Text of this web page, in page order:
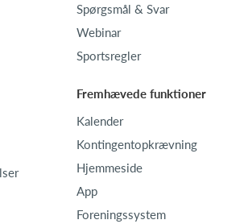
Spørgsmål & Svar
Webinar
Sportsregler
Fremhævede funktioner
Kalender
Kontingentopkrævning
Hjemmeside
App
Foreningssystem